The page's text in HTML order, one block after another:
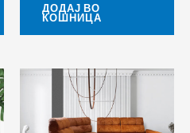
ДОДАЈ ВО
КОШНИЦА